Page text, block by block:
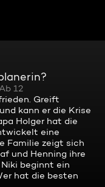
12
Greift
kann er die Krise
Holger hat die
eine
Familie zeigt sich
und Henning ihre
beginnt ein
hat die besten